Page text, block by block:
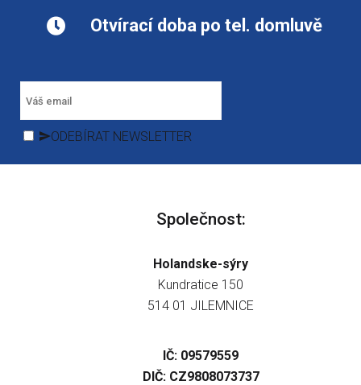
Otvírací doba po tel. domluvě
ODEBÍRAT NEWSLETTER
Společnost:
Holandske-sýry
Kundratice 150
514 01 JILEMNICE
IČ: 09579559
DIČ: CZ9808073737